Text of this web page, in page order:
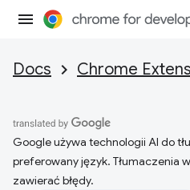
Docs Chrome
Google używa technologii AI do
preferowany język. Tłumaczenia
zawierać błędy.